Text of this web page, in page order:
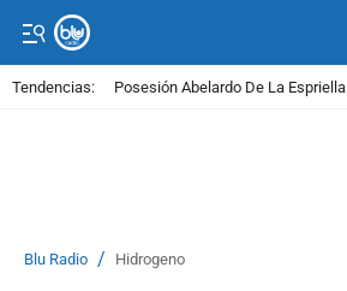
Tendencias: Posesión Abelardo De La Espriella
Blu Radio / Hidrogeno